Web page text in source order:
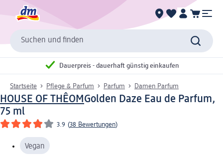
Suchen und finden
Dauerpreis - dauerhaft günstig einkaufen
Startseite Pflege & Parfum Parfum Damen Parfum
HOUSE OF THÊOMGolden Daze Eau de Parfum,
75 ml
3.9 (38 Bewertungen)
Vegan